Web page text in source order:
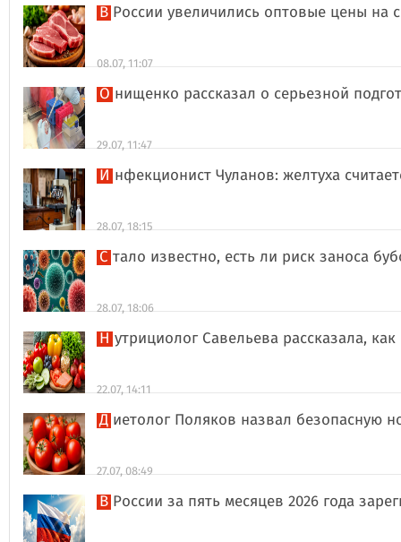
В России увеличились оптовые цены на
08.07, 11:07
Онищенко рассказал о серьезной
29.07, 11:47
Инфекционист Чуланов: желтуха
28.07, 18:15
Стало известно, есть ли риск заноса
28.07, 18:06
Нутрициолог Савельева рассказала,
22.07, 14:11
Диетолог Поляков назвал безопасную
27.07, 08:49
В России за пять месяцев 2026 года